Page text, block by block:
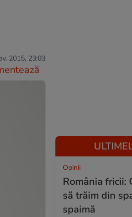
2015, 23:03
Opinii
România fricii:
să trăim din
spaimă